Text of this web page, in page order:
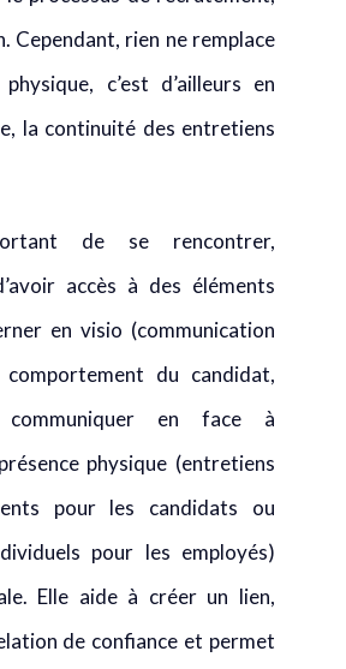
Cependant, rien ne remplace
c’est d’ailleurs en
la continuité des entretiens
de se rencontrer,
accès à des éléments
en visio (communication
comportement du candidat,
en face à
physique (entretiens
pour les candidats ou
pour les employés)
Elle aide à créer un lien,
de confiance et permet